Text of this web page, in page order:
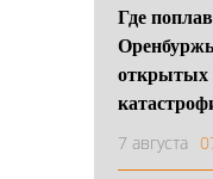
Где
открытых
7 августа